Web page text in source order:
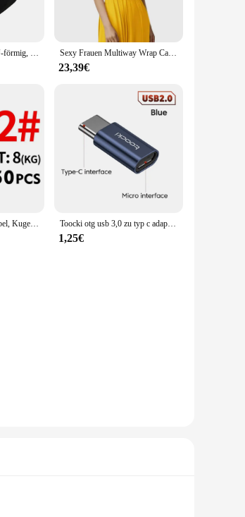
the day. The blendable formula allows
wasserschwimmer Lidschatten delivers
is a smart choice. The eye
Weiches Reisekissen, U-förmig, für Reisen, Gesundheitswesen, Memory-Schaum, Nackenkissen für Nacken, Flugzeug, Nackenkissen Sexy Frauen Multiway Wrap Cabrio Boho Maxi Club Rotes Kleid Verband Langes Kleid Party Brautjungfern Infinity Robe Longue Femme
23,39€
MEREDITH Angelwirbel, Kugellagerwirbel, 50 Teile/los, mit Sicherheitsverschluss, massive Ringe, Rollwirbel für Karpfenangeln, Zubehör Toocki otg usb 3,0 zu typ c adapter micro to typ c männlich zu usb 2,0 weiblich konverter für macbook xiaomi samsung otg stecker
1,25€